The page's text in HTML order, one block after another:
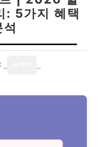
: 5가지 혜택